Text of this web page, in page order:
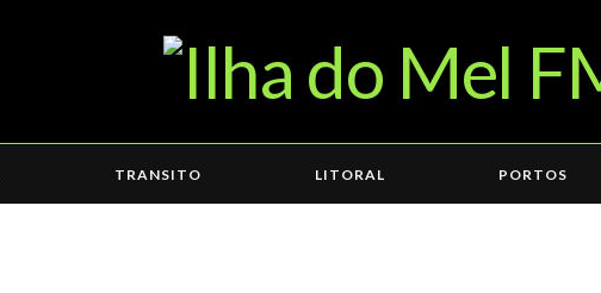
TRANSITO LITORAL PORTOS